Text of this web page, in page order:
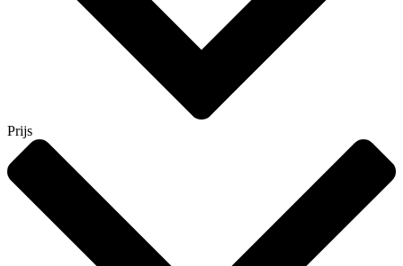
Prijs